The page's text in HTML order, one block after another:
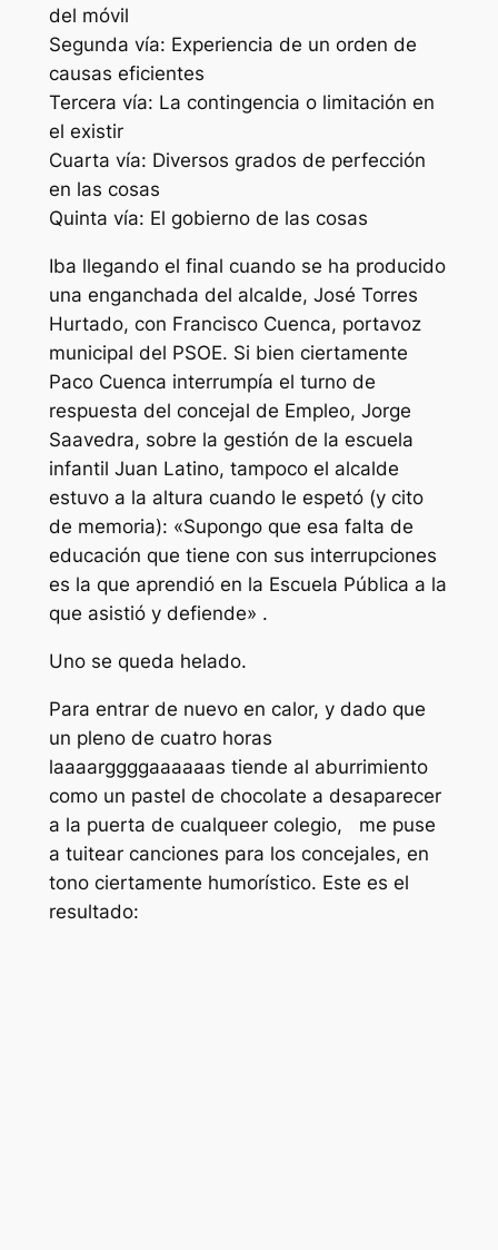
del móvil
Segunda vía: Experiencia de un orden de
causas eficientes
Tercera vía: La contingencia o limitación en
el existir
Cuarta vía: Diversos grados de perfección
en las cosas
Quinta vía: El gobierno de las cosas
Iba llegando el final cuando se ha producido
una enganchada del alcalde, José Torres
Hurtado, con Francisco Cuenca, portavoz
municipal del PSOE. Si bien ciertamente
Paco Cuenca interrumpía el turno de
respuesta del concejal de Empleo, Jorge
Saavedra, sobre la gestión de la escuela
infantil Juan Latino, tampoco el alcalde
estuvo a la altura cuando le espetó (y cito
de memoria): «Supongo que esa falta de
educación que tiene con sus interrupciones
es la que aprendió en la Escuela Pública a la
que asistió y defiende» .
Uno se queda helado.
Para entrar de nuevo en calor, y dado que
un pleno de cuatro horas
laaaarggggaaaaaas tiende al aburrimiento
como un pastel de chocolate a desaparecer
a la puerta de cualqueer colegio, me puse
a tuitear canciones para los concejales, en
tono ciertamente humorístico. Este es el
resultado: